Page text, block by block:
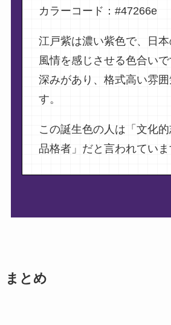
カラーコード：#47266e
江戸紫は濃い紫色で、日
風情を感じさせる色合いで
深みがあり、格式高い雰囲
す。
この誕生色の人は「文化
品格者」だと言われていま
まとめ